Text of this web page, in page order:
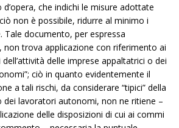
che indichi le misure adottate
non è possibile, ridurre al minimo i
Tale documento, per espressa
non trova applicazione con riferimento ai
delle imprese appaltatrici o dei
ciò in quanto evidentemente il
a tali rischi, da considerare “tipici” della
dei lavoratori autonomi, non ne ritiene –
delle disposizioni di cui ai commi